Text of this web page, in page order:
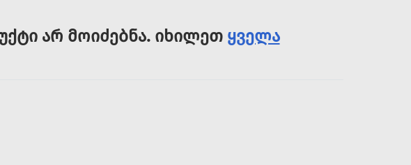
არ მოიძებნა. იხილეთ ყველა